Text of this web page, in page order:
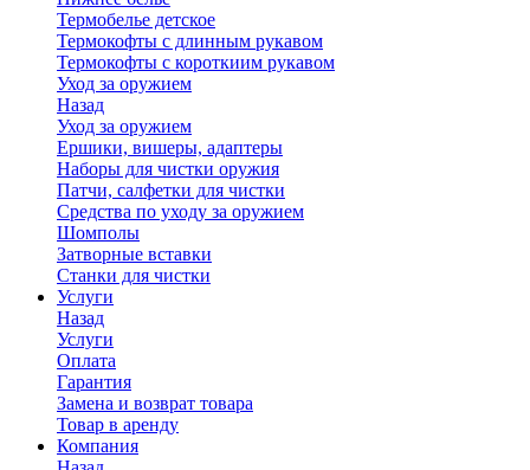
Термобелье детское
Термокофты с длинным рукавом
Термокофты с короткиим рукавом
Уход за оружием
Назад
Уход за оружием
Ершики, вишеры, адаптеры
Наборы для чистки оружия
Патчи, салфетки для чистки
Средства по уходу за оружием
Шомполы
Затворные вставки
Станки для чистки
Услуги
Назад
Услуги
Оплата
Гарантия
Замена и возврат товара
Товар в аренду
Компания